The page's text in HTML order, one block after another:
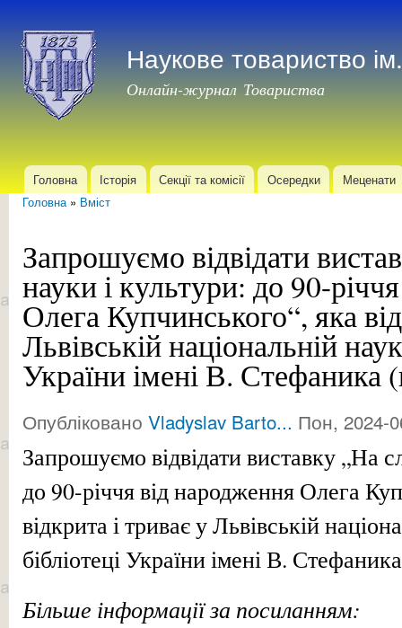
Наукове товариство
Онлайн-журнал Товариства
Головне меню
Головна Історія Секції та комісії Осередки Меценати
Головна» Вміст
Запрошуємо відвідати
науки і культури: до 90-
Олега Купчинського“, яка
Львівській національній
України імені В. Стефаника
Опубліковано Vladyslav Barto... Пон, 2024-
Запрошуємо відвідати виставку „На
до 90-річчя від народження Олега
відкрита і триває уЛьвівській
бібліотеці України імені В.
Більше інформації за посиланням: